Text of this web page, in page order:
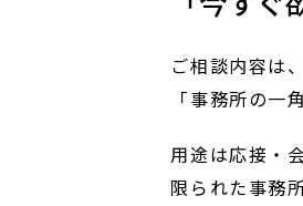
ご相談内容は、
「事務所の一
用途は応接・
限られた事務